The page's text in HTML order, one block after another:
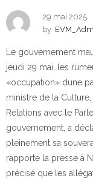
29 mai 2025
by
Le gouvernement
jeudi 29 mai, les
«occupation» dune
ministre de la
Relations avec le
gouvernement, a
pleinement sa
rapporte la presse à
précisé que les